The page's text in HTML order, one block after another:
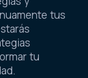
tus
tu